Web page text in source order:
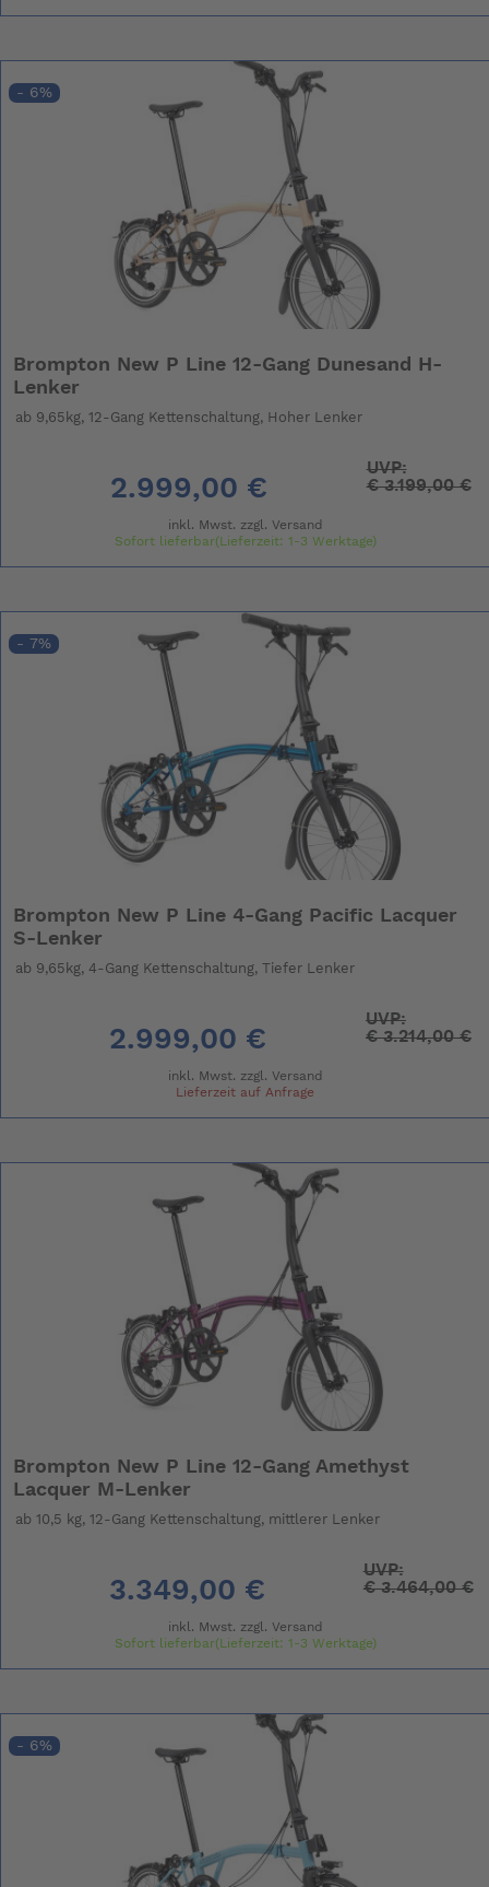
- 6%
Brompton New P Line 12-Gang Dunesand H-
Lenker
ab 9,65kg, 12-Gang Kettenschaltung, Hoher Lenker
2.999,00 €
UVP:
€3.199,00 €
inkl. Mwst. zzgl. Versand
Sofort lieferbar(Lieferzeit: 1-3 Werktage)
- 7%
Brompton New P Line 4-Gang Pacific Lacquer
S-Lenker
ab 9,65kg, 4-Gang Kettenschaltung, Tiefer Lenker
2.999,00 €
UVP:
€3.214,00 €
inkl. Mwst. zzgl. Versand
Lieferzeit auf Anfrage
Brompton New P Line 12-Gang Amethyst
Lacquer M-Lenker
ab 10,5 kg, 12-Gang Kettenschaltung, mittlerer Lenker
3.349,00 €
UVP:
€3.464,00 €
inkl. Mwst. zzgl. Versand
Sofort lieferbar(Lieferzeit: 1-3 Werktage)
- 6%